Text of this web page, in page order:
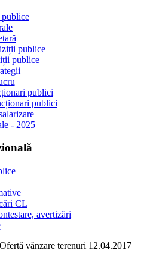
publice
publice
publici
publici
- 2025
CL
avertizări
Ofertă vânzare terenuri 12.04.2017